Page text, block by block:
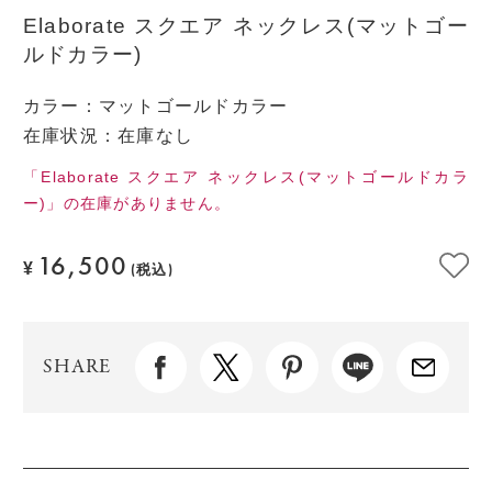
Elaborate スクエア ネックレス(マットゴー
ルドカラー)
カラー ： マットゴールドカラー
在庫状況：在庫なし
「Elaborate スクエア ネックレス(マットゴールドカラ
ー)」の在庫がありません。
¥ 16,500 (税込)
SHARE